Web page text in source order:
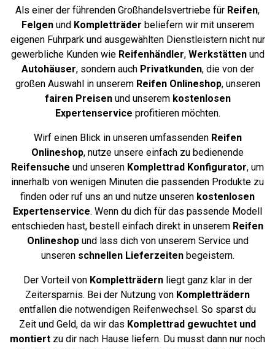
Als einer der führenden Großhandelsvertriebe für Reifen,
Felgenund Kompletträder beliefern wir mit unserem
eigenen Fuhrpark und ausgewählten Dienstleistern nicht nur
gewerbliche Kunden wie Reifenhändler, Werkstättenund
Autohäuser, sondern auch Privatkunden, die von der
großen Auswahl in unserem Reifen Onlineshop, unseren
fairen Preisenund unserem kostenlosen
Expertenservice profitieren möchten.
Wirf einen Blick in unseren umfassenden Reifen
Onlineshop, nutze unsere einfach zu bedienende
Reifensuche und unseren Komplettrad Konfigurator, um
innerhalb von wenigen Minuten die passenden Produkte zu
finden oder ruf uns an und nutze unseren kostenlosen
Expertenservice. Wenn du dich für das passende Modell
entschieden hast, bestell einfach direkt in unserem Reifen
Onlineshopund lass dich von unserem Service und
unseren schnellen Lieferzeitenbegeistern.
Der Vorteil von Kompletträdernliegt ganz klar in der
Zeitersparnis. Bei der Nutzung von Kompletträdern
entfallen die notwendigen Reifenwechsel. So sparst du
Zeit und Geld, da wir das Komplettrad gewuchtet und
montiert zu dir nach Hause liefern. Du musst dann nur noch